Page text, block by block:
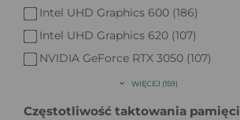
Intel UHD Graphics 600 (186)
Intel UHD Graphics 620 (107)
NVIDIA GeForce RTX 3050 (107)
WIĘCEJ (159)
Częstotliwość taktowania pamięci